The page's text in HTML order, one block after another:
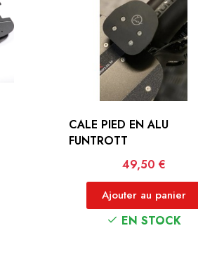
CALE PIED EN ALU
FUNTROTT
Prix
49,50 €
Ajouter au panier
EN STOCK